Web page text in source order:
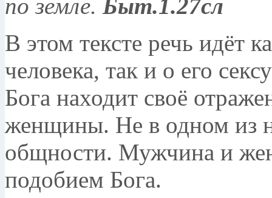
по земле. Быт.1.27сл
В этом тексте речь идёт
человека, так и о его
Бога находит своё
женщины. Не в одном из
общности. Мужчина и
подобием Бога.